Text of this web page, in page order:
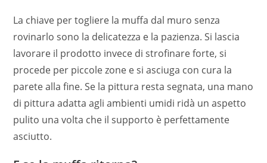
La chiave per togliere la muffa dal muro senza
rovinarlo sono la delicatezza e la pazienza. Si lascia
lavorare il prodotto invece di strofinare forte, si
procede per piccole zone e si asciuga con cura la
parete alla fine. Se la pittura resta segnata, una mano
di pittura adatta agli ambienti umidi ridà un aspetto
pulito una volta che il supporto è perfettamente
asciutto.